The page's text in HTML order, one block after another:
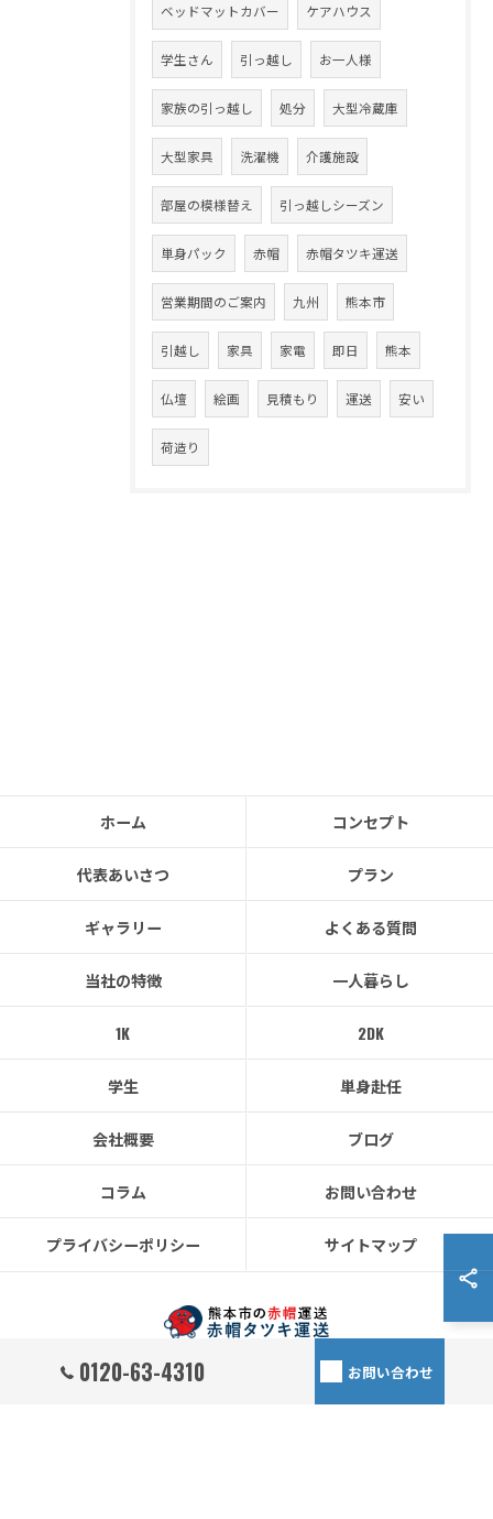
ベッドマットカバー ケアハウス
学生さん 引っ越し お一人様
家族の引っ越し 処分 大型冷蔵庫
大型家具 洗濯機 介護施設
部屋の模様替え 引っ越しシーズン
単身パック 赤帽 赤帽タツキ運送
営業期間のご案内 九州 熊本市
引越し 家具 家電 即日 熊本
仏壇 絵画 見積もり 運送 安い
荷造り
0120-63-4310 お問い合わせ
ホーム コンセプト
代表あいさつ プラン
ギャラリー よくある質問
当社の特徴 一人暮らし
1K 2DK
学生 単身赴任
会社概要 ブログ
コラム お問い合わせ
プライバシーポリシー サイトマップ
© 2026 熊本県熊本市の引越しなら赤帽タツキ運送 ALL RIGHTS RESERVED.